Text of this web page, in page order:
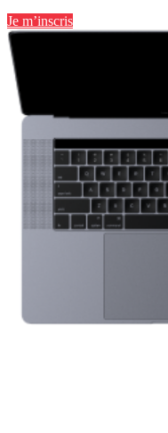
Je m’inscris